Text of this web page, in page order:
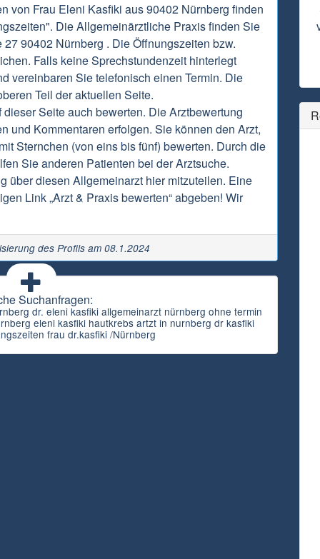
von Frau Eleni Kasfiki aus 90402 Nürnberg finden
Die Allgemeinärztliche Praxis finden Sie
90402 Nürnberg . Die Öffnungszeiten bzw.
Falls keine Sprechstundenzeit hinterlegt
vereinbaren Sie telefonisch einen Termin. Die
Teil der aktuellen Seite.
Seite auch bewerten. Die Arztbewertung
und Kommentaren erfolgen. Sie können den Arzt,
Sternchen (von eins bis fünf) bewerten. Durch die
Sie anderen Patienten bei der Arztsuche.
über diesen Allgemeinarzt hier mitzuteilen. Eine
Link „Arzt & Praxis bewerten“ abgeben! Wir
des Profils am 08.1.2024
Suchanfragen:
dr. eleni kasfiki allgemeinarzt nürnberg ohne termin
eleni kasfiki hautkrebs artzt in nurnberg dr kasfiki
frau dr.kasfiki /Nürnberg